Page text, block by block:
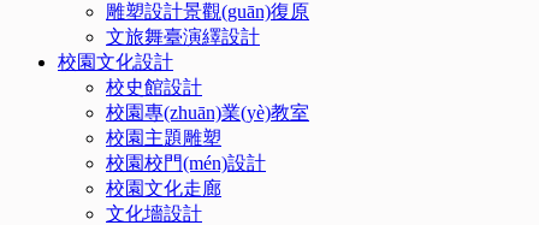
雕塑設計景觀(guān)復原
文旅舞臺演繹設計
校園文化設計
校史館設計
校園專(zhuān)業(yè)教室
校園主題雕塑
校園校門(mén)設計
校園文化走廊
文化墻設計